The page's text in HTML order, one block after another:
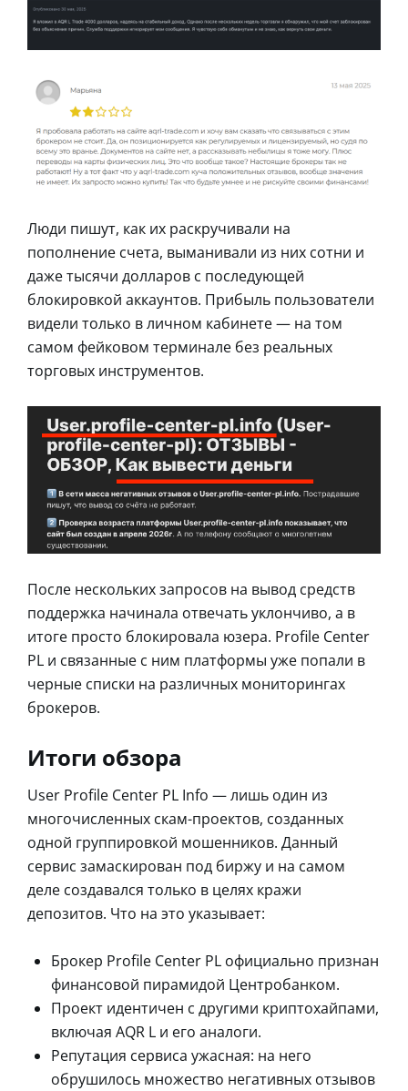
Люди пишут, как их раскручивали на
пополнение счета, выманивали из них сотни и
даже тысячи долларов с последующей
блокировкой аккаунтов. Прибыль пользователи
видели только в личном кабинете — на том
самом фейковом терминале без реальных
торговых инструментов.
После нескольких запросов на вывод средств
поддержка начинала отвечать уклончиво, а в
итоге просто блокировала юзера. Profile Center
PL и связанные с ним платформы уже попали в
черные списки на различных мониторингах
брокеров.
Итоги обзора
User Profile Center PL Info — лишь один из
многочисленных скам-проектов, созданных
одной группировкой мошенников. Данный
сервис замаскирован под биржу и на самом
деле создавался только в целях кражи
депозитов. Что на это указывает:
Брокер Profile Center PL официально признан
финансовой пирамидой Центробанком.
Проект идентичен с другими криптохайпами,
включая AQR L и его аналоги.
Репутация сервиса ужасная: на него
обрушилось множество негативных отзывов